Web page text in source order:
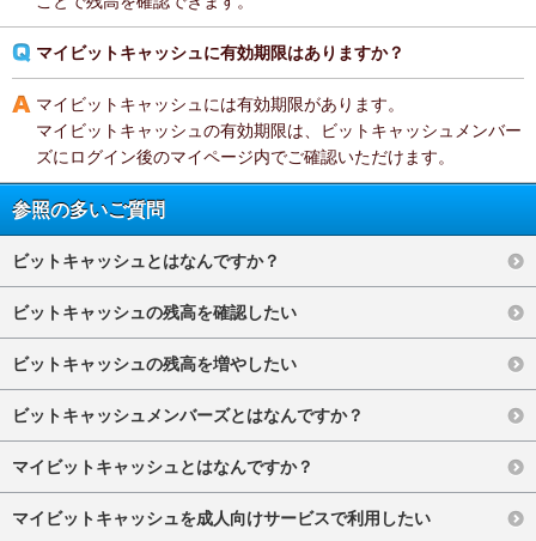
マイビットキャッシュに有効期限はありますか？
マイビットキャッシュには有効期限があります。
マイビットキャッシュの有効期限は、ビットキャッシュメンバー
ズにログイン後のマイページ内でご確認いただけます。
参照の多いご質問
ビットキャッシュとはなんですか？
ビットキャッシュの残高を確認したい
ビットキャッシュの残高を増やしたい
ビットキャッシュメンバーズとはなんですか？
マイビットキャッシュとはなんですか？
マイビットキャッシュを成人向けサービスで利用したい